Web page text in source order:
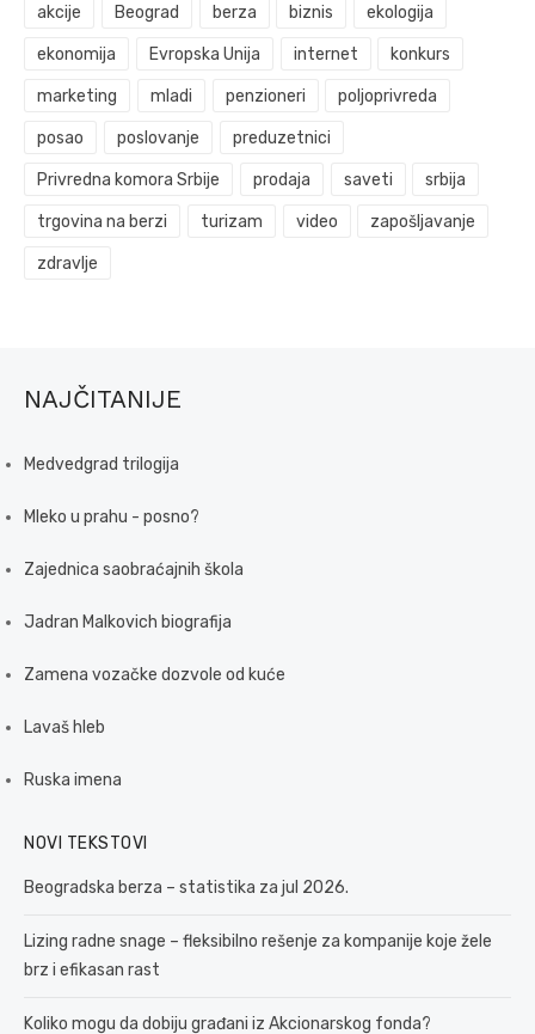
akcije Beograd berza biznis ekologija
ekonomija Evropska Unija internet konkurs
marketing mladi penzioneri poljoprivreda
posao poslovanje preduzetnici
Privredna komora Srbije prodaja saveti srbija
trgovina na berzi turizam video zapošljavanje
zdravlje
NAJČITANIJE
Medvedgrad trilogija
Mleko u prahu - posno?
Zajednica saobraćajnih škola
Jadran Malkovich biografija
Zamena vozačke dozvole od kuće
Lavaš hleb
Ruska imena
NOVI TEKSTOVI
Beogradska berza – statistika za jul 2026.
Lizing radne snage – fleksibilno rešenje za kompanije koje žele
brz i efikasan rast
Koliko mogu da dobiju građani iz Akcionarskog fonda?